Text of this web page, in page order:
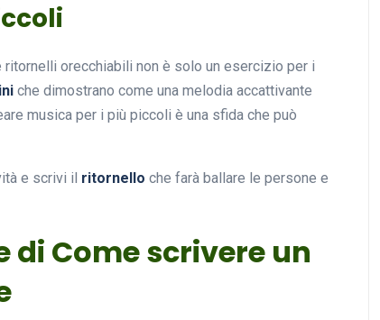
orecchiabili non è solo un esercizio per i
che dimostrano come una melodia accattivante
musica per i più piccoli è una sfida che può
e scrivi il ritornello che farà ballare le persone e
di Come scrivere un